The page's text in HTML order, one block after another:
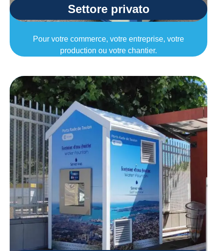
Settore privato
Pour votre commerce, votre entreprise, votre
production ou votre chantier.